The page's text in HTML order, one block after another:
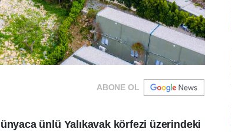
ABONE OL
ünlü Yalıkavak körfezi üzerindeki